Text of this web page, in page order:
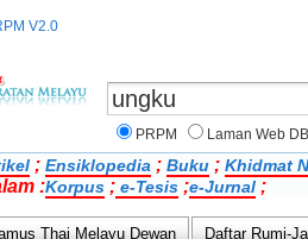
V2.0
PRPM Laman Web
; Ensiklopedia ; Buku ; Khidmat
:Korpus ; e-Tesis ;e-Jurnal ;
Thai Melayu Dewan Daftar Rumi-